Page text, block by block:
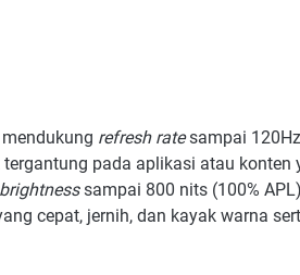
refresh ratesampai
pada aplikasi atau konten
brightnesssampai 800 nits (100%
cepat, jernih, dan kayak warna